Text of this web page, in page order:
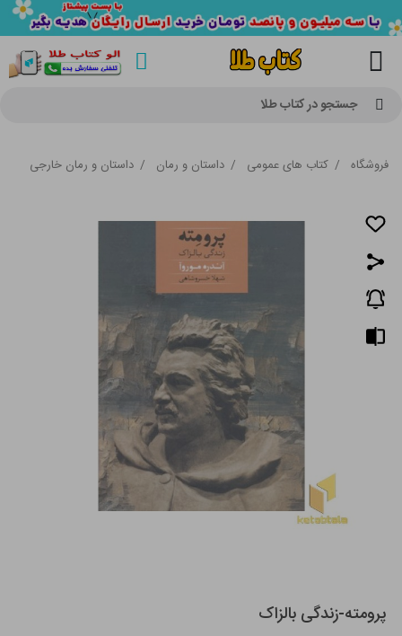
جستجو در کتاب طلا
فروشگاه / کتاب های عمومی / داستان و رمان / داستان و رمان خارجی
پرومته-زندگی بالزاک